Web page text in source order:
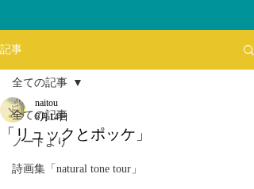
記事
全ての記事
ノートより
詩画集「natural tone tour」
全ての記事
「リュックとポッケ」
naitou
6月14日